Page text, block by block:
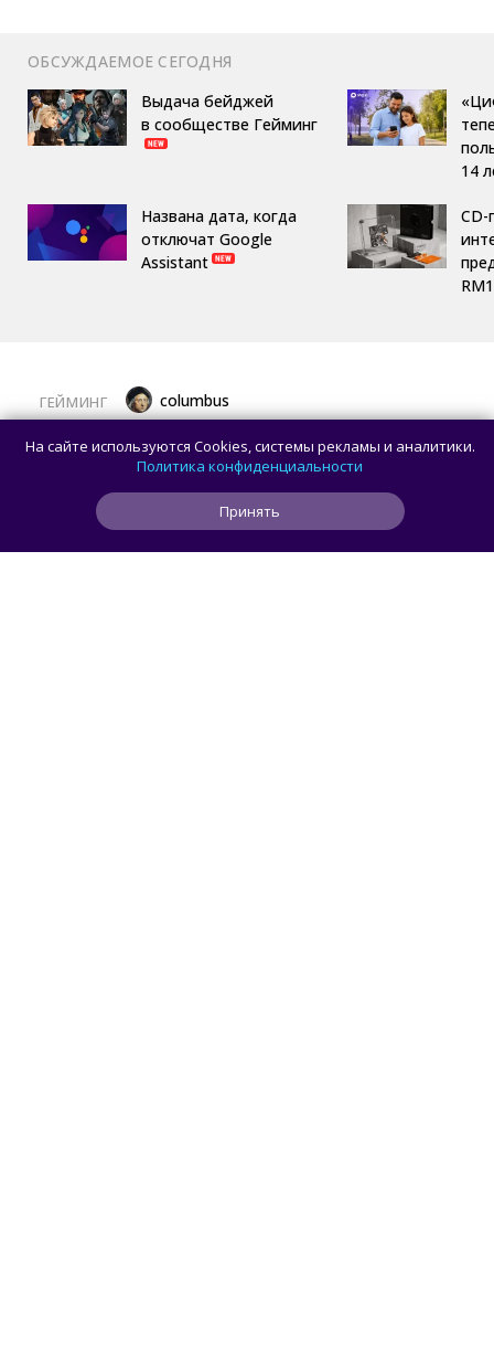
ОБСУЖДАЕМОЕ СЕГОДНЯ
Выдача бейджей
в сообществе Гейминг
Названа дата, когда
отключат Google
Assistant
14
CD-
RM1
ГЕЙМИНГ columbus
Хардкорная RPG, яркий файтинг
и немного рыбалки: лучшие игры августа
для ПК
На сайте используются Cookies, системы рекламы и аналитики.
Политика конфиденциальности
Принять